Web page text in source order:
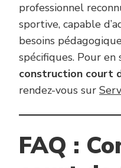
professionnel
sportive, capable
besoins
spécifiques. Pour
construction court
rendez-vous sur
FAQ :